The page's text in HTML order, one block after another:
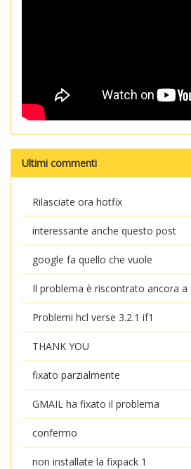
Ultimi commenti
Rilasciate ora hotfix
interessante anche questo post
google fa quello che vuole
Il problema è riscontrato ancora a
Problemi hcl verse 3.2.1 if1
THANK YOU
fixato parzialmente
GMAIL ha fixato il problema
confermo
non installate la fixpack 1